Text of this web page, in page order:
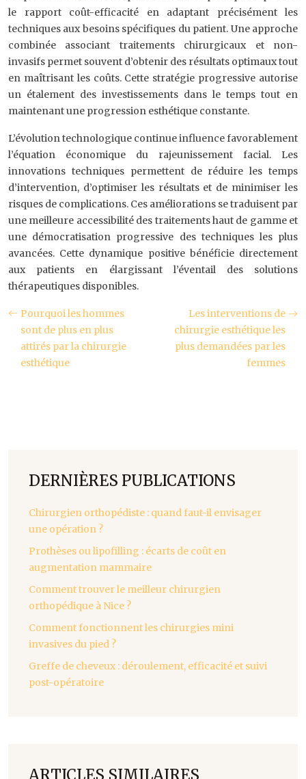
le rapport coût-efficacité en adaptant précisément les
techniques aux besoins spécifiques du patient. Une approche
combinée associant traitements chirurgicaux et non-
invasifs permet souvent d’obtenir des résultats optimaux tout
en maîtrisant les coûts. Cette stratégie progressive autorise
un étalement des investissements dans le temps tout en
maintenant une progression esthétique constante.
L’évolution technologique continue influence favorablement
l’équation économique du rajeunissement facial. Les
innovations techniques permettent de réduire les temps
d’intervention, d’optimiser les résultats et de minimiser les
risques de complications. Ces améliorations se traduisent par
une meilleure accessibilité des traitements haut de gamme et
une démocratisation progressive des techniques les plus
avancées. Cette dynamique positive bénéficie directement
aux patients en élargissant l’éventail des solutions
thérapeutiques disponibles.
Pourquoi les hommes
sont de plus en plus
attirés par la chirurgie
esthétique
Les interventions de
chirurgie esthétique les
plus demandées par les
femmes
DERNIÈRES PUBLICATIONS
Chirurgien orthopédiste : quand faut-il envisager
une opération ?
Prothèses ou lipofilling : écarts de coût en
augmentation mammaire
Comment trouver le meilleur chirurgien
orthopédique à Nice ?
Comment fonctionnent les chirurgies mini
invasives du pied ?
Greffe de cheveux : déroulement, efficacité et suivi
post-opératoire
ARTICLES SIMILAIRES